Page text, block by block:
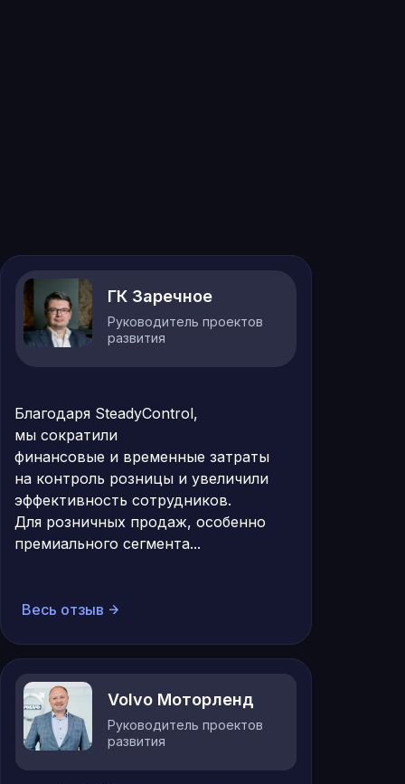
Весь отзыв
Благодаря SteadyСontrol,
мы сократили
финансовые и временные затраты
на контроль розницы и увеличили
эффективность сотрудников.
Для розничных продаж, особенно
премиального сегмента...
Руководитель проектов
развития
ГК Заречное
Руководитель проектов
развития
Volvo Моторленд